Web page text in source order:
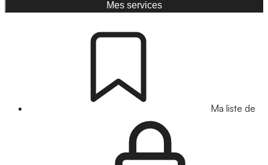
Mes services
Ma liste de